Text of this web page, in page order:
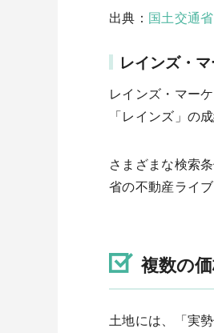
出典： 国土交通
レインズ・
レインズ・マー
「レインズ」の
さまざまな検索
省の不動産ライ
複数の
土地には、「実